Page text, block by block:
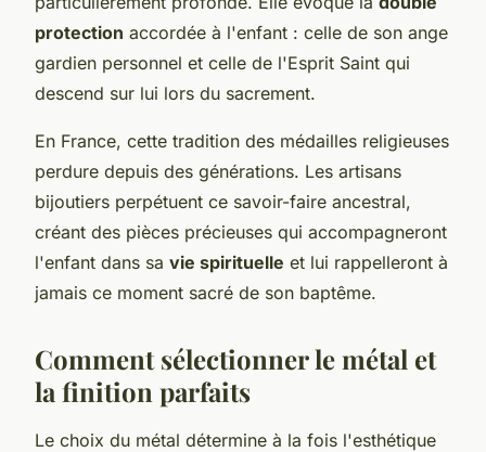
protection accordée à l'enfant : celle de son ange
gardien personnel et celle de l'Esprit Saint qui
descend sur lui lors du sacrement.
En France, cette tradition des médailles religieuses
perdure depuis des générations. Les artisans
bijoutiers perpétuent ce savoir-faire ancestral,
créant des pièces précieuses qui accompagneront
l'enfant dans sa vie spirituelle et lui rappelleront à
jamais ce moment sacré de son baptême.
Comment sélectionner le métal et
la finition parfaits
Le choix du métal détermine à la fois l'esthétique